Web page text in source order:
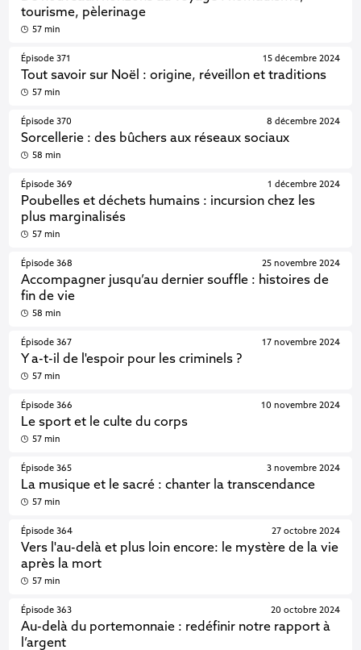
tourisme, pèlerinage
57 min
Épisode 371
Tout savoir sur Noël : origine, réveillon et traditions
15 décembre 2024
57 min
Épisode 370
Sorcellerie : des bûchers aux réseaux sociaux
8 décembre 2024
58 min
Épisode 369
Poubelles et déchets humains : incursion chez les
plus marginalisés
1 décembre 2024
57 min
Épisode 368
Accompagner jusqu’au dernier souffle : histoires de
fin de vie
25 novembre 2024
58 min
Épisode 367
Y a-t-il de l'espoir pour les criminels ?
17 novembre 2024
57 min
Épisode 366
Le sport et le culte du corps
10 novembre 2024
57 min
Épisode 365
La musique et le sacré : chanter la transcendance
3 novembre 2024
57 min
Épisode 364
Vers l'au-delà et plus loin encore: le mystère de la vie
après la mort
27 octobre 2024
57 min
Épisode 363
Au-delà du portemonnaie : redéfinir notre rapport à
l’argent
20 octobre 2024